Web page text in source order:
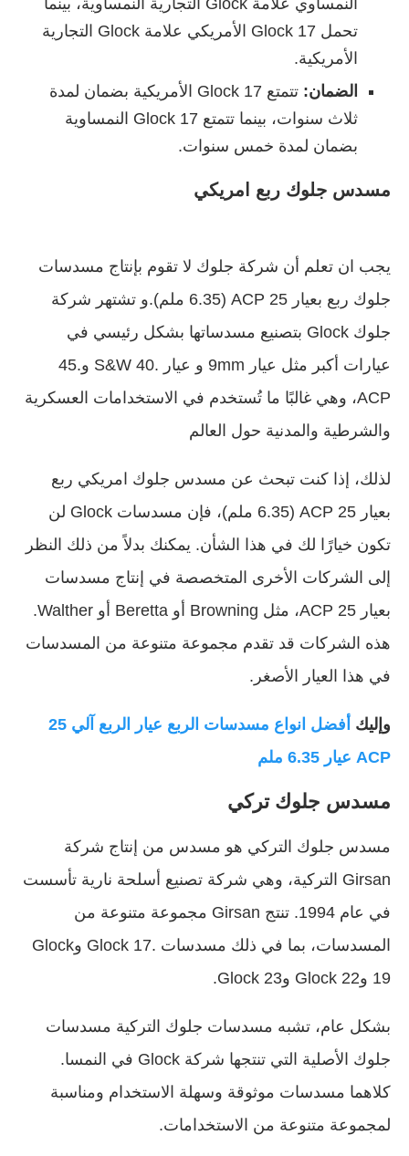
تحمل Glock 17 الأمريكي علامة Glock التجارية
الأمريكية.
الضمان:
تتمتع Glock 17 الأمريكية بضمان لمدة
ثلاث سنوات، بينما تتمتع Glock 17 النمساوية
بضمان لمدة خمس سنوات.
مسدس جلوك ربع امريكي
يجب ان تعلم أن شركة جلوك لا تقوم بإنتاج مسدسات
جلوك ربع بعيار 25 ACP (6.35 ملم).و تشتهر شركة
جلوك Glock بتصنيع مسدساتها بشكل رئيسي في
عيارات أكبر مثل عيار 9mm و عيار .40 S&W و.45
ACP، وهي غالبًا ما تُستخدم في الاستخدامات العسكرية
والشرطية والمدنية حول العالم
لذلك، إذا كنت تبحث عن مسدس جلوك امريكي ربع
بعيار 25 ACP (6.35 ملم)، فإن مسدسات Glock لن
تكون خيارًا لك في هذا الشأن. يمكنك بدلاً من ذلك النظر
إلى الشركات الأخرى المتخصصة في إنتاج مسدسات
بعيار 25 ACP، مثل Browning أو Beretta أو Walther.
هذه الشركات قد تقدم مجموعة متنوعة من المسدسات
في هذا العيار الأصغر.
وإليك
أفضل انواع مسدسات الربع عيار الربع آلي 25
ACP عيار 6.35 ملم
مسدس جلوك تركي
مسدس جلوك التركي هو مسدس من إنتاج شركة
Girsan التركية، وهي شركة تصنيع أسلحة نارية تأسست
في عام 1994. تنتج Girsan مجموعة متنوعة من
المسدسات، بما في ذلك مسدسات .Glock 17 وGlock
19 وGlock 22 وGlock 23.
بشكل عام، تشبه مسدسات جلوك التركية مسدسات
جلوك الأصلية التي تنتجها شركة Glock في النمسا.
كلاهما مسدسات موثوقة وسهلة الاستخدام ومناسبة
لمجموعة متنوعة من الاستخدامات.